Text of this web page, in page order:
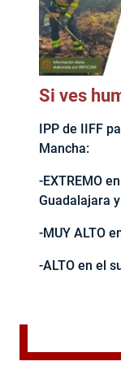
Si ves
IPP de IIFF
Mancha:
-EXTREMO
Guadalajara
-MUY ALTO
-ALTO en el